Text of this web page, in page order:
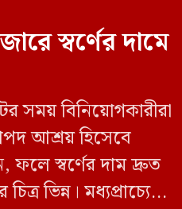
স্বর্ণের দামে
সময় বিনিয়োগকারীরা
আশ্রয় হিসেবে
ফলে স্বর্ণের দাম দ্রুত
ভিন্ন। মধ্যপ্রাচ্যে